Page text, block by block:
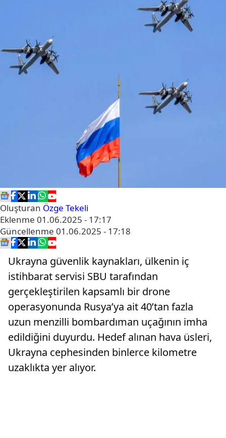
Oluşturan Özge Tekeli
Eklenme 01.06.2025 - 17:17
Güncellenme 01.06.2025 - 17:18
Ukrayna güvenlik kaynakları, ülkenin iç
istihbarat servisi SBU tarafından
gerçekleştirilen kapsamlı bir drone
operasyonunda Rusya’ya ait 40’tan fazla
uzun menzilli bombardıman uçağının imha
edildiğini duyurdu. Hedef alınan hava üsleri,
Ukrayna cephesinden binlerce kilometre
uzaklıkta yer alıyor.